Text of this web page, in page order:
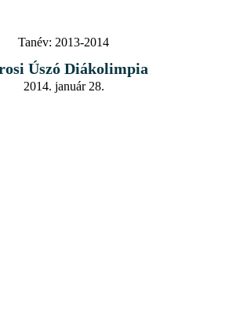
Tanév: 2013-2014
Úszó Diákolimpia
2014. január 28.